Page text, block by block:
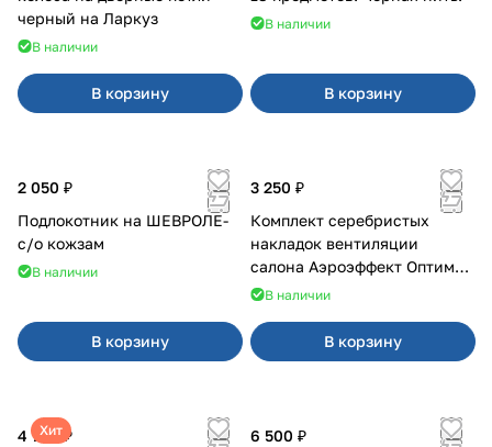
черный на Ларкуз
В наличии
В корзину
В наличии
В корзину
2 050 ₽
Подлокотник на ШЕВРОЛЕ-
с/о кожзам
В наличии
В корзину
3 250 ₽
Комплект серебристых
накладок вентиляции
салона Аэроэффект Оптимал
на 4х4
В наличии
В корзину
Хит
4 700 ₽
6 500 ₽